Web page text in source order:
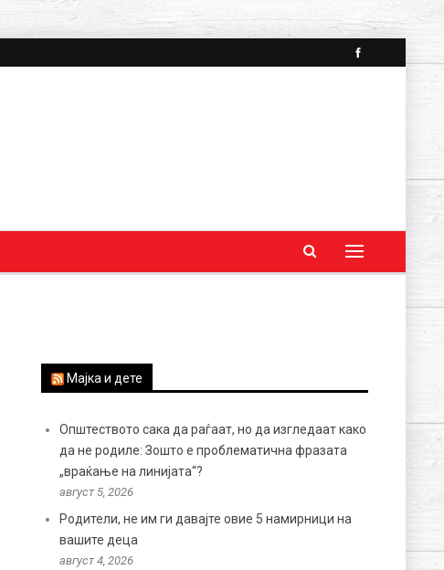
Мајка и дете
Општеството сака да раѓаат, но да изгледаат како
да не родиле: Зошто е проблематична фразата
„враќање на линијата“?
август 5, 2026
Родители, не им ги давајте овие 5 намирници на
вашите деца
август 4, 2026